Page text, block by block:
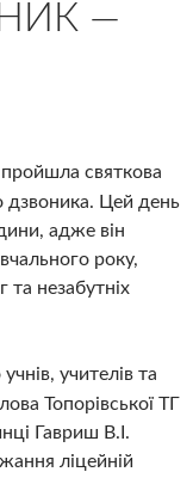
—
святкова
дзвоника. Цей день
адже він
року,
та незабутніх
учителів та
Топорівської ТГ
Гавриш В.І.
ліцейній